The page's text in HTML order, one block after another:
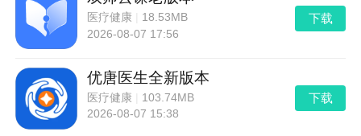
医疗健康
18.53MB
2026-08-07 17:56
下载
优唐医生全新版本
医疗健康
103.74MB
2026-08-07 15:38
下载